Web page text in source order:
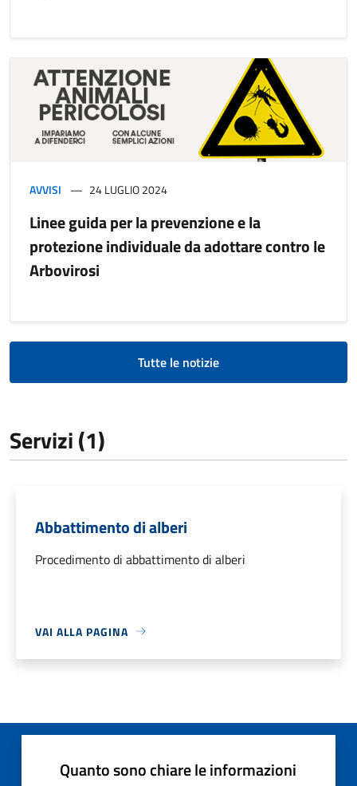
AVVISI 24 LUGLIO 2024
Linee guida per la prevenzione e la
protezione individuale da adottare contro le
Arbovirosi
Tutte le notizie
Servizi (1)
Abbattimento di alberi
Procedimento di abbattimento di alberi
VAI ALLA PAGINA
Quanto sono chiare le informazioni